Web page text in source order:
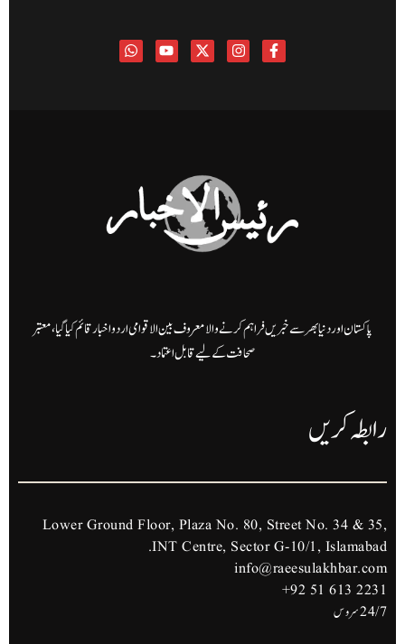
پاکستان اور دنیا بھر سے خبریں فراہم کرنے والا معروف بین الاقوامی اردو اخبار قائم کیا گیا، معتبر
صحافت کے لیے قابل اعتماد۔
رابطہ کریں
Lower Ground Floor, Plaza No. 80, Street No. 34 & 35,
INT Centre, Sector G-10/1, Islamabad.
info@raeesulakhbar.com
+92 51 613 2231
24/7 سروس